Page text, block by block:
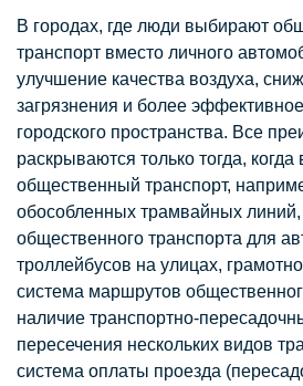
В городах, где люди выбирают
транспорт вместо личного
улучшение качества воздуха,
загрязнения и более
городского пространства. Все
раскрываются только тогда, когда
общественный транспорт,
обособленных трамвайных
общественного транспорта для
троллейбусов на улицах,
система маршрутов
наличие транспортно-
пересечения нескольких видов
система оплаты проезда